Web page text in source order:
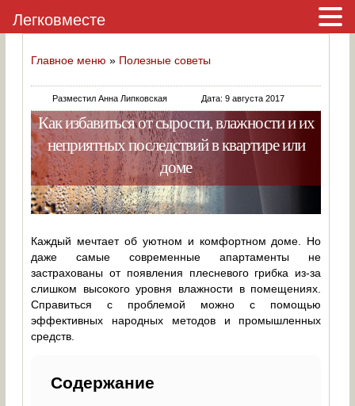
Главное меню » Полезные советы
Разместил Анна Липковская Дата: 9 августа 2017
Как избавиться от сырости, влажности и их
неприятных последствий в квартире или
доме
Каждый мечтает об уютном и комфортном доме. Но
даже самые современные апартаменты не
застрахованы от появления плесневого грибка из-за
слишком высокого уровня влажности в помещениях.
Справиться с проблемой можно с помощью
эффективных народных методов и промышленных
средств.
Содержание
Легковместе